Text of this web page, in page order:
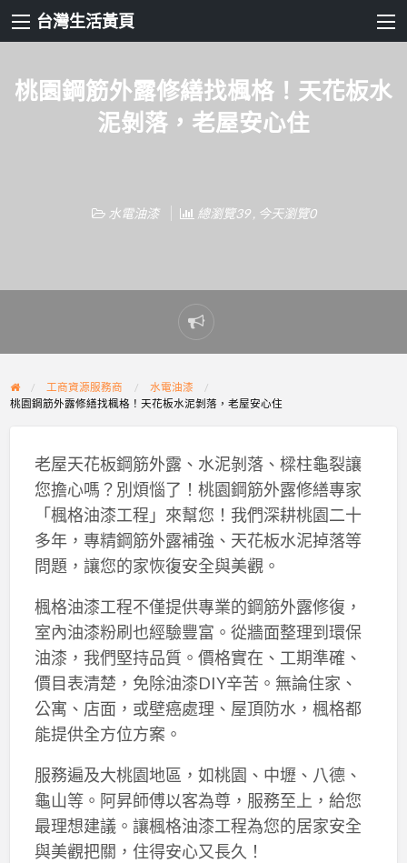
台灣生活黃頁
桃園鋼筋外露修繕找楓格！天花板水
泥剝落，老屋安心住
水電油漆 總瀏覽39 , 今天瀏覽0
Report
problem
工商資源服務商
水電油漆
桃園鋼筋外露修繕找楓格！天花板水泥剝落，老屋安心住
老屋天花板鋼筋外露、水泥剝落、樑柱龜裂讓
您擔心嗎？別煩惱了！桃園鋼筋外露修繕專家
「楓格油漆工程」來幫您！我們深耕桃園二十
多年，專精鋼筋外露補強、天花板水泥掉落等
問題，讓您的家恢復安全與美觀。
楓格油漆工程不僅提供專業的鋼筋外露修復，
室內油漆粉刷也經驗豐富。從牆面整理到環保
油漆，我們堅持品質。價格實在、工期準確、
價目表清楚，免除油漆DIY辛苦。無論住家、
公寓、店面，或壁癌處理、屋頂防水，楓格都
能提供全方位方案。
服務遍及大桃園地區，如桃園、中壢、八德、
龜山等。阿昇師傅以客為尊，服務至上，給您
最理想建議。讓楓格油漆工程為您的居家安全
與美觀把關，住得安心又長久！